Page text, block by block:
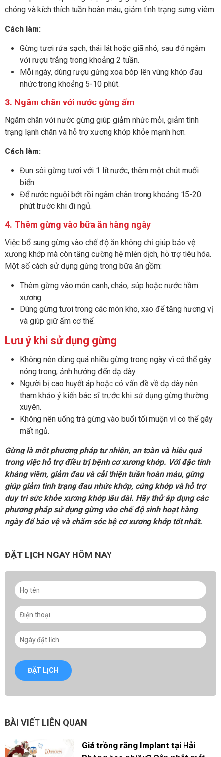
chóng và kích thích tuần hoàn máu, giảm tình trạng sưng viêm.
Cách làm:
Gừng tươi rửa sạch, thái lát hoặc giã nhỏ, sau đó ngâm
với rượu trắng trong khoảng 2 tuần.
Mỗi ngày, dùng rượu gừng xoa bóp lên vùng khớp đau
nhức trong khoảng 5-10 phút.
3. Ngâm chân với nước gừng ấm
Ngâm chân với nước gừng giúp giảm nhức mỏi, giảm tình
trạng lạnh chân và hỗ trợ xương khớp khỏe mạnh hơn.
Cách làm:
Đun sôi gừng tươi với 1 lít nước, thêm một chút muối
biển.
Để nước nguội bớt rồi ngâm chân trong khoảng 15-20
phút trước khi đi ngủ.
4. Thêm gừng vào bữa ăn hàng ngày
Việc bổ sung gừng vào chế độ ăn không chỉ giúp bảo vệ
xương khớp mà còn tăng cường hệ miễn dịch, hỗ trợ tiêu hóa.
Một số cách sử dụng gừng trong bữa ăn gồm:
Thêm gừng vào món canh, cháo, súp hoặc nước hầm
xương.
Dùng gừng tươi trong các món kho, xào để tăng hương vị
và giúp giữ ấm cơ thể.
Lưu ý khi sử dụng gừng
Không nên dùng quá nhiều gừng trong ngày vì có thể gây
nóng trong, ảnh hưởng đến dạ dày.
Người bị cao huyết áp hoặc có vấn đề về dạ dày nên
tham khảo ý kiến bác sĩ trước khi sử dụng gừng thường
xuyên.
Không nên uống trà gừng vào buổi tối muộn vì có thể gây
mất ngủ.
Gừng là một phương pháp tự nhiên, an toàn và hiệu quả
trong việc hỗ trợ điều trị bệnh cơ xương khớp. Với đặc tính
kháng viêm, giảm đau và cải thiện tuần hoàn máu, gừng
giúp giảm tình trạng đau nhức khớp, cứng khớp và hỗ trợ
duy trì sức khỏe xương khớp lâu dài. Hãy thử áp dụng các
phương pháp sử dụng gừng vào chế độ sinh hoạt hàng
ngày để bảo vệ và chăm sóc hệ cơ xương khớp tốt nhất.
ĐẶT LỊCH NGAY HÔM NAY
ĐẶT LỊCH
BÀI VIẾT LIÊN QUAN
Giá trồng răng Implant tại Hải